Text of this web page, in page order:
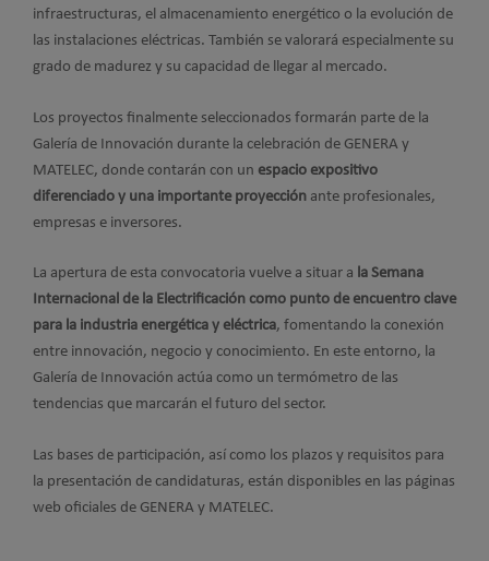
infraestructuras, el almacenamiento energético o la evolución de
las instalaciones eléctricas. También se valorará especialmente su
grado de madurez y su capacidad de llegar al mercado.
Los proyectos finalmente seleccionados formarán parte de la
Galería de Innovación durante la celebración de GENERA y
MATELEC, donde contarán con un espacio expositivo
diferenciado y una importante proyección ante profesionales,
empresas e inversores.
La apertura de esta convocatoria vuelve a situar a la Semana
Internacional de la Electrificación como punto de encuentro clave
para la industria energética y eléctrica, fomentando la conexión
entre innovación, negocio y conocimiento. En este entorno, la
Galería de Innovación actúa como un termómetro de las
tendencias que marcarán el futuro del sector.
Las bases de participación, así como los plazos y requisitos para
la presentación de candidaturas, están disponibles en las páginas
web oficiales de GENERA y MATELEC.